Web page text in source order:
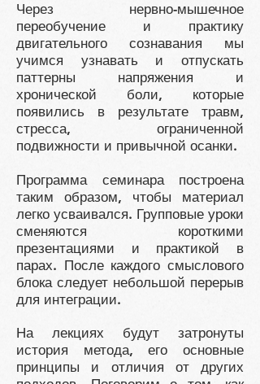
Через нервно-мышечное
переобучение и практику
двигательного сознавания мы
учимся узнавать и отпускать
паттерны напряжения и
хронической боли, которые
появились в результате травм,
стресса, ограниченной
подвижности и привычной осанки.
Программа семинара построена
таким образом, чтобы материал
легко усваивался. Групповые уроки
сменяются короткими
презентациями и практикой в
парах. После каждого смыслового
блока следует небольшой перерыв
для интеграции.
На лекциях будут затронуты
история метода, его основные
принципы и отличия от других